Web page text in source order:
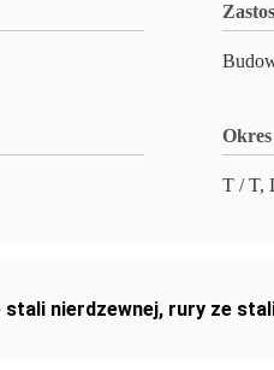
Okres
T / T,
stali nierdzewnej, rury ze